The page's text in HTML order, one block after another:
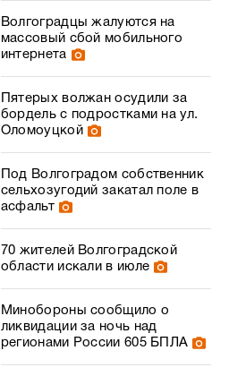
Волгоградцы жалуются на
массовый сбой мобильного
интернета
Пятерых волжан осудили за
бордель с подростками на ул.
Оломоуцкой
Под Волгоградом собственник
сельхозугодий закатал поле в
асфальт
70 жителей Волгоградской
области искали в июле
Минобороны сообщило о
ликвидации за ночь над
регионами России 605 БПЛА